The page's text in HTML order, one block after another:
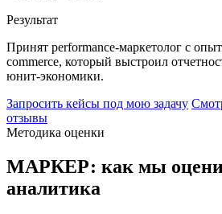
Результат
Принят performance-маркетолог с
commerce, который выстроил
юнит-экономики.
Запросить кейсы под мою задачу
отзывы
Методика оценки
МАРКЕР: как мы
аналитика